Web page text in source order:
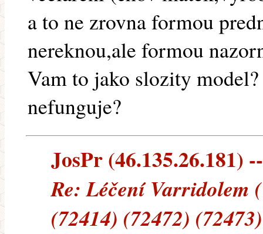
a to ne zrovna formou
nereknou,ale formou
Vam to jako slozity
nefunguje?
JosPr (46.135.26.181)
Re: Léčení Varridolem
(72414) (72472)